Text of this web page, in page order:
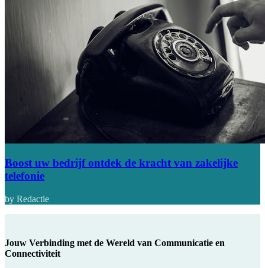
Boost uw bedrijf ontdek de kracht van zakelijke
telefonie
by Redactie
Jouw Verbinding met de Wereld van Communicatie en
Connectiviteit